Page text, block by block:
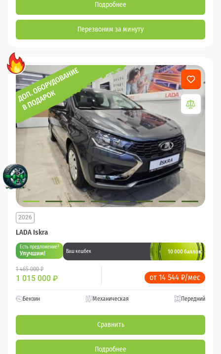
Подробнее
Перезвоним за минуту
LADA Iskra
2026
Есть предложение?
Улучшим! Ваш кешбек 10 000 баллов
1 465 000 ₽
1 015 000 ₽ от 14 544 ₽/мес
Бензин Механическая Передний
Сравнить
Подробнее